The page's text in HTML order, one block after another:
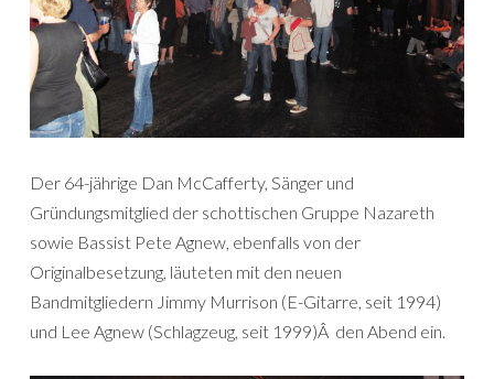
Der 64-jährige Dan McCafferty, Sänger und
Gründungsmitglied der schottischen Gruppe Nazareth
sowie Bassist Pete Agnew, ebenfalls von der
Originalbesetzung, läuteten mit den neuen
Bandmitgliedern Jimmy Murrison (E-Gitarre, seit 1994)
und Lee Agnew (Schlagzeug, seit 1999)Â den Abend ein.